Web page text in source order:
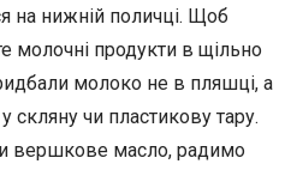
на нижній поличці. Щоб
молочні продукти в щільно
молоко не в пляшці, а
скляну чи пластикову тару.
вершкове масло, радимо